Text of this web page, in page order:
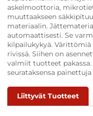
askelmoottoria,
muuttaakseen
materiaalin.
automaattisesti. Se
kilpailukykyä. Värittömiä
rivissä. Siihen on
valmiit tuotteet
seurataksensa painettuja
Liittyvät Tuotteet